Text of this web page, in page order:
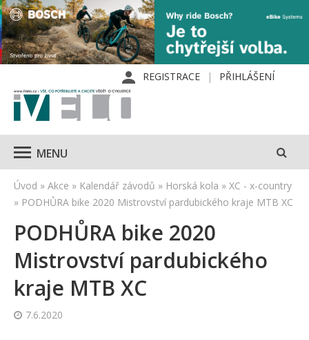
REGISTRACE PŘIHLÁŠENÍ
MENU
Úvod » Akce » Kalendář závodů » Horská kola » XC - x-country
» PODHŮRA bike 2020 Mistrovství pardubického kraje MTB XC
PODHŮRA bike 2020
Mistrovství pardubického
kraje MTB XC
7.6.2020